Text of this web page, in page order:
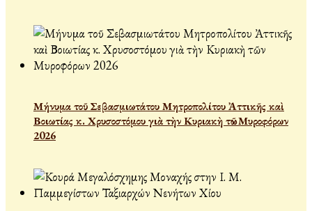
Μήνυμα τοῦ Σεβασμιωτάτου Μητροπολίτου Ἀττικῆς καὶ
Βοιωτίας κ. Χρυσοστόμου γιὰ τὴν Κυριακὴ τῶν Μυροφόρων
2026